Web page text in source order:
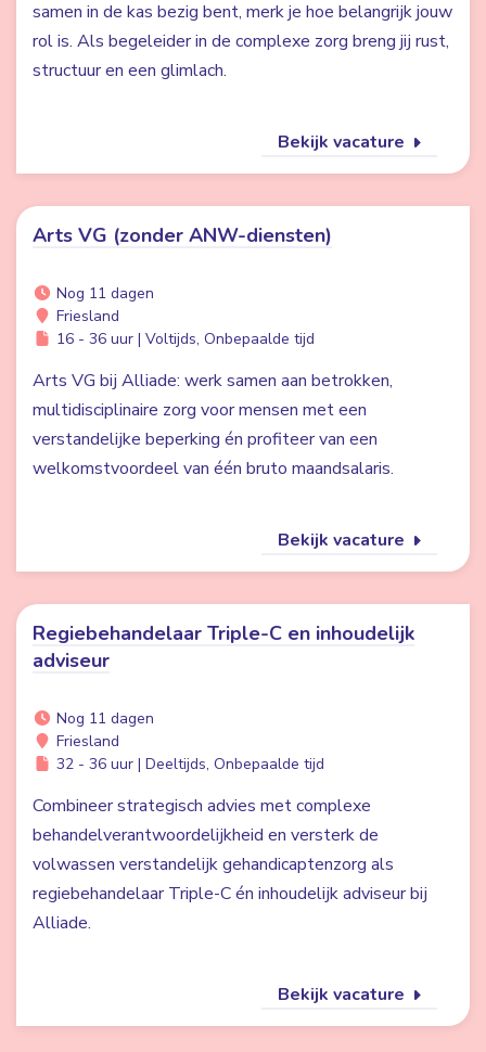
samen in de kas bezig bent, merk je hoe belangrijk jouw
rol is. Als begeleider in de complexe zorg breng jij rust,
structuur en een glimlach.
Bekijk vacature
Arts VG (zonder ANW-diensten)
Nog 11 dagen
Friesland
16 - 36 uur | Voltijds, Onbepaalde tijd
Arts VG bij Alliade: werk samen aan betrokken,
multidisciplinaire zorg voor mensen met een
verstandelijke beperking én profiteer van een
welkomstvoordeel van één bruto maandsalaris.
Bekijk vacature
Regiebehandelaar Triple-C en inhoudelijk
adviseur
Nog 11 dagen
Friesland
32 - 36 uur | Deeltijds, Onbepaalde tijd
Combineer strategisch advies met complexe
behandelverantwoordelijkheid en versterk de
volwassen verstandelijk gehandicaptenzorg als
regiebehandelaar Triple-C én inhoudelijk adviseur bij
Alliade.
Bekijk vacature